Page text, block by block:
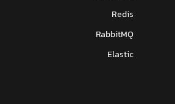
Redis
RabbitMQ
Elastic